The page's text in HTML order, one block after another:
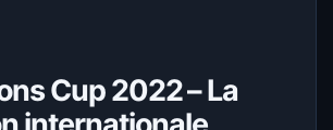
Cup 2022 – La